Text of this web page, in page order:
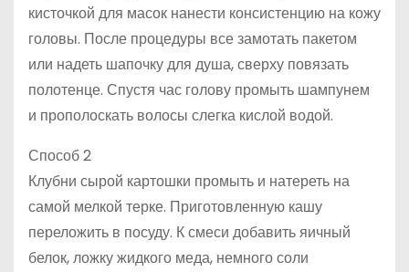
кисточкой для масок нанести консистенцию на кожу
головы. После процедуры все замотать пакетом
или надеть шапочку для душа, сверху повязать
полотенце. Спустя час голову промыть шампунем
и прополоскать волосы слегка кислой водой.
Способ 2
Клубни сырой картошки промыть и натереть на
самой мелкой терке. Приготовленную кашу
переложить в посуду. К смеси добавить яичный
белок, ложку жидкого меда, немного соли